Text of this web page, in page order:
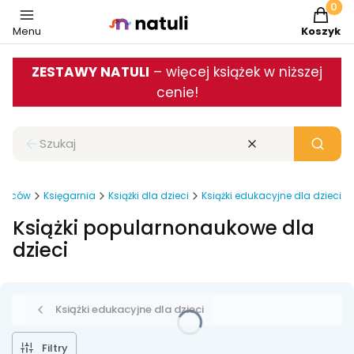
Menu Koszyk
ZESTAWY NATULI – więcej książek w niższej
cenie!
Zamknij wyszukiwarkę Wyczyść Szukaj
Księgarnia Książki dla dzieci Książki edukacyjne dla dzieci
Książki popularnonaukowe dla
dzieci
Książki edukacyjne dla dzieci
Filtry